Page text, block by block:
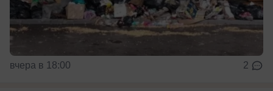
вчера в 18:00 2